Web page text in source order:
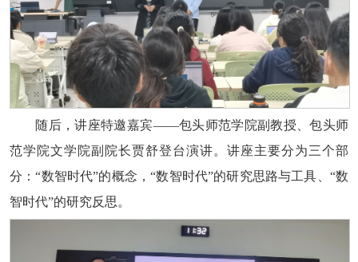
随后，讲座特邀嘉宾——包头师范学院副教授、包头师
范学院文学院副院长贾舒登台演讲。讲座主要分为三个部
分：“数智时代”的概念，“数智时代”的研究思路与工具、“数
智时代”的研究反思。